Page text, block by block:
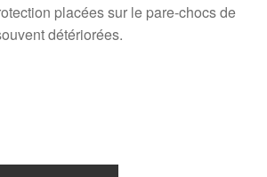
placées sur le pare-chocs de
détériorées.